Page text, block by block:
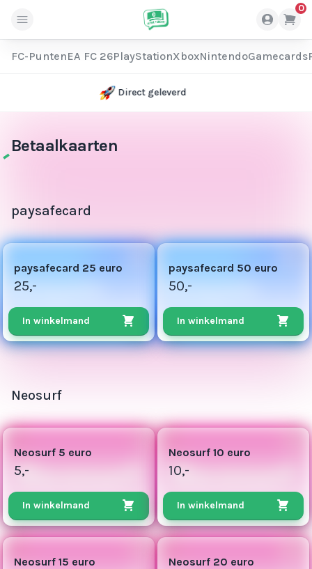
0
FC-PuntenEA FC 26PlayStationXboxNintendoGamecards
Spaar voor korting
Betaalkaarten
paysafecard
paysafecard 25 euro
25,-
In winkelmand
paysafecard 50 euro
50,-
In winkelmand
Neosurf
3
Neosurf 5 euro
5,-
In winkelmand
3
Neosurf 10 euro
10,-
In winkelmand
4
Neosurf 15 euro 5
Neosurf 20 euro